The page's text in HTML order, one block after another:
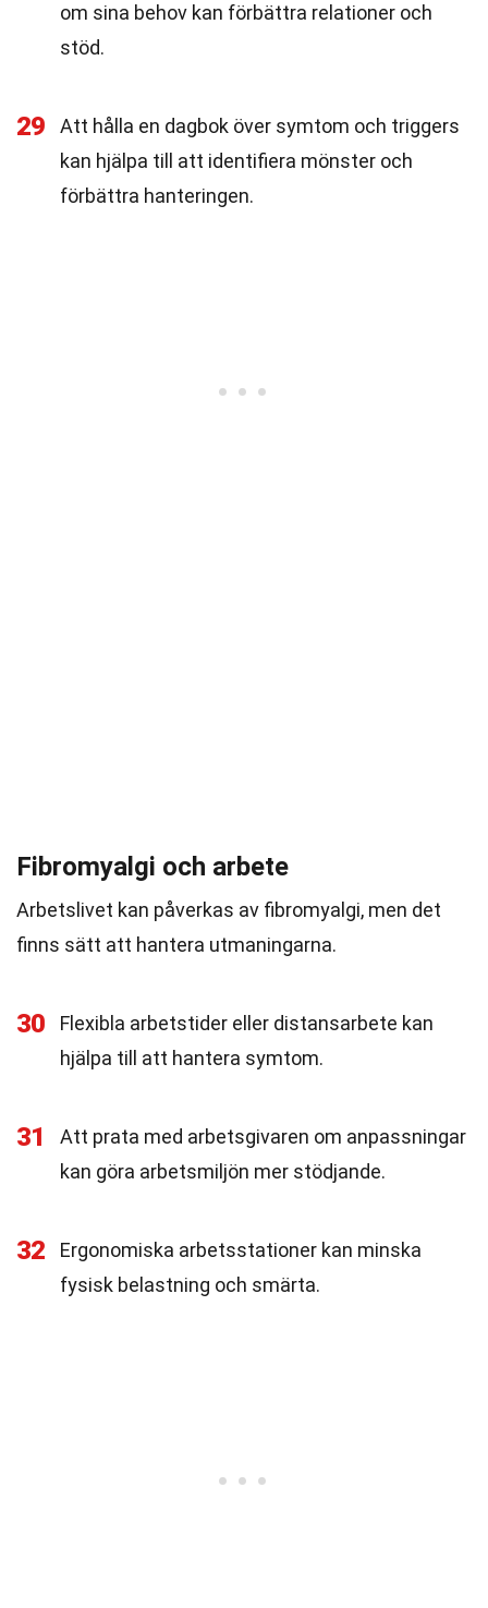
om sina behov kan förbättra relationer och
stöd.
29
Att hålla en dagbok över symtom och triggers
kan hjälpa till att identifiera mönster och
förbättra hanteringen.
Fibromyalgi och arbete
Arbetslivet kan påverkas av fibromyalgi, men det
finns sätt att hantera utmaningarna.
30
Flexibla arbetstider eller distansarbete kan
hjälpa till att hantera symtom.
31
Att prata med arbetsgivaren om anpassningar
kan göra arbetsmiljön mer stödjande.
32
Ergonomiska arbetsstationer kan minska
fysisk belastning och smärta.